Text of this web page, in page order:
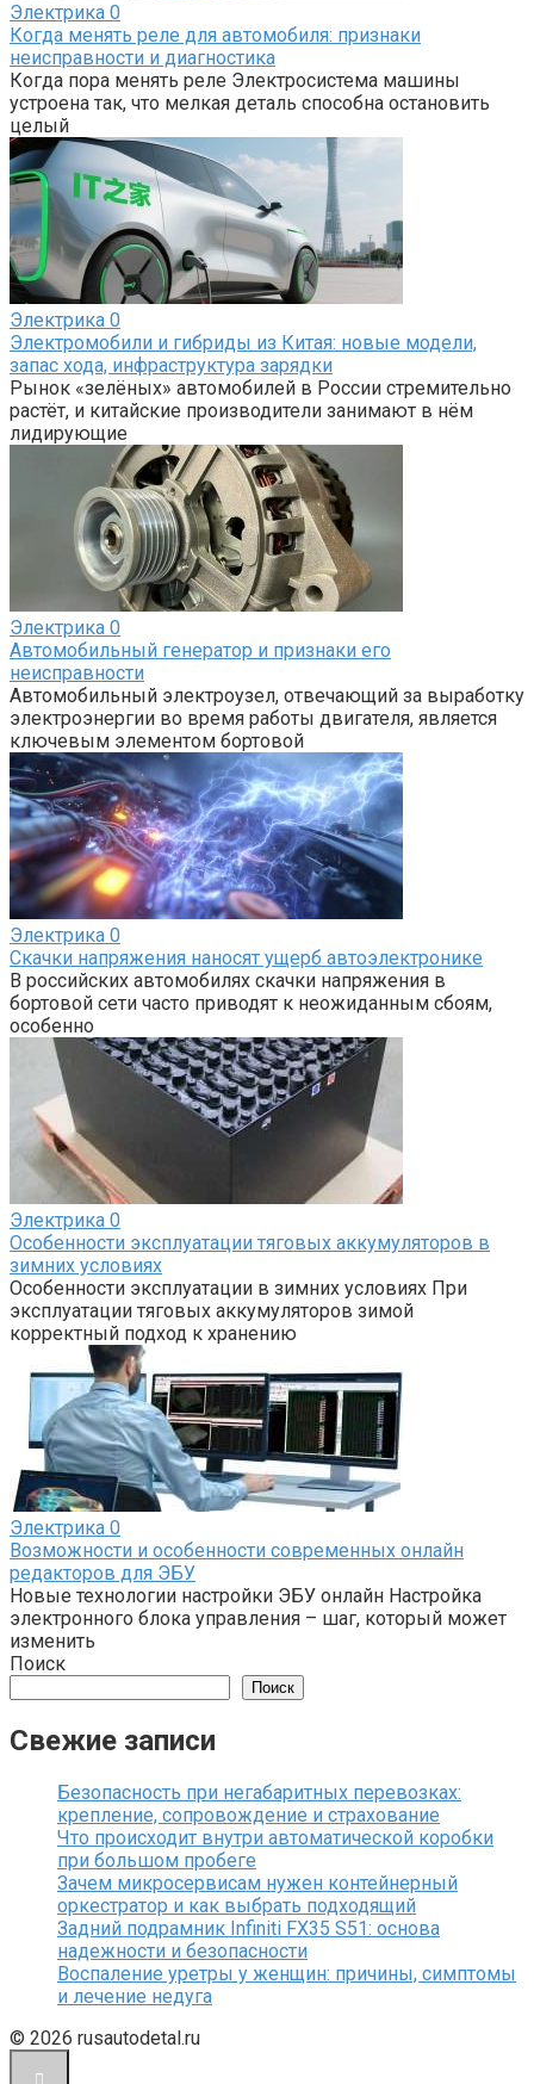
Электрика 0
Когда менять реле для автомобиля: признаки
неисправности и диагностика
Когда пора менять реле Электросистема машины
устроена так, что мелкая деталь способна остановить
целый
Электрика 0
Электромобили и гибриды из Китая: новые модели,
запас хода, инфраструктура зарядки
Рынок «зелёных» автомобилей в России стремительно
растёт, и китайские производители занимают в нём
лидирующие
Электрика 0
Автомобильный генератор и признаки его
неисправности
Автомобильный электроузел, отвечающий за выработку
электроэнергии во время работы двигателя, является
ключевым элементом бортовой
Электрика 0
Скачки напряжения наносят ущерб автоэлектронике
В российских автомобилях скачки напряжения в
бортовой сети часто приводят к неожиданным сбоям,
особенно
Электрика 0
Особенности эксплуатации тяговых аккумуляторов в
зимних условиях
Особенности эксплуатации в зимних условиях При
эксплуатации тяговых аккумуляторов зимой
корректный подход к хранению
Электрика 0
Возможности и особенности современных онлайн
редакторов для ЭБУ
Новые технологии настройки ЭБУ онлайн Настройка
электронного блока управления – шаг, который может
изменить
Поиск
Поиск
Свежие записи
Безопасность при негабаритных перевозках:
крепление, сопровождение и страхование
Что происходит внутри автоматической коробки
при большом пробеге
Зачем микросервисам нужен контейнерный
оркестратор и как выбрать подходящий
Задний подрамник Infiniti FX35 S51: основа
надежности и безопасности
Воспаление уретры у женщин: причины, симптомы
и лечение недуга
© 2026 rusautodetal.ru